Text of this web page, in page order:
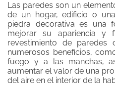
Las paredes son un
de un hogar, edificio o
piedra decorativa es una
mejorar su apariencia y
revestimiento de paredes
numerosos beneficios,
fuego y a las manchas,
aumentar el valor de una
del aire en el interior de la